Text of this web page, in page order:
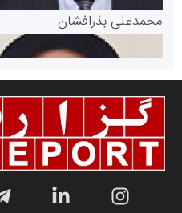
پایگاه خبری گفتمان یزد
سازمان صنعت،معدن و تجارت
محمدعلی بذرافشان